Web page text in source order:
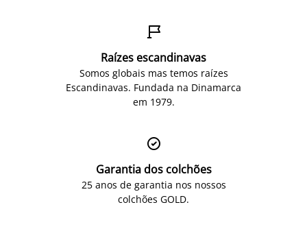

Raízes escandinavas
Somos globais mas temos raízes
Escandinavas. Fundada na Dinamarca
em 1979.

Garantia dos colchões
25 anos de garantia nos nossos
colchões GOLD.